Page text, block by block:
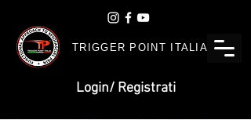
Login/ Registrati
TRIGGER POINT ITALIA